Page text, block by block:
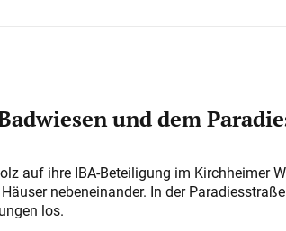
und dem
auf ihre IBA-Beteiligung im Kirchheimer
nebeneinander. In der
los.